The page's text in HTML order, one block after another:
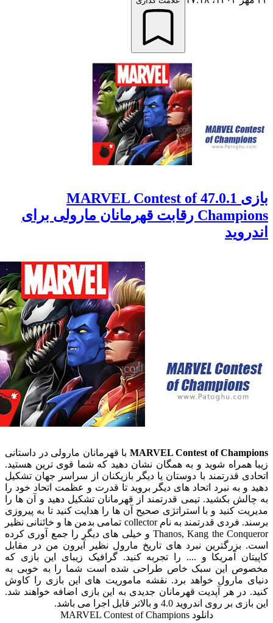
بازی 47.0.1 MARVEL Contest of
Champions رقابت قهرمانان مارولی برای
MARVEL Contest ofبا قهرمانان مارولی در داستانی
شوید و به همگان نشان دهید که شما قوی ترین هستید.
قدرتمند با دوستان یا دیگر بازیکنان از سراسر جهان تشکیل
به نبرد اتحاد های دیگر بروید تا قدرت و عظمت اتحاد خود را
بکشید. تیمی قدرتمند از قهرمانان تشکیل دهید و آن ها را
کنید و با استراتژی صحیح آن ها را هدایت کنید تا به پیروزی
برسند. فردی قدرتمند به نام collector تمامی بدمن ها و خائنانی نظیر
Thanos, Kang the Conqueror و خیلی های دیگر را جمع آوری کرده
نبرد های تاریخ مارول نظیر آیرون من در مقابل
آمریکا و .... را تجربه کنید. گرافیک زیبای این بازی که
این سبک خاص طراحی شده است شما را به خوبی به
مارول خواهد برد. نقشه ماموریت های این بازی را کاوش
هر آپدیت قهرمانان جدیدی به این بازی اضافه خواهند شد.
اندروید 4.0 و بالاتر قابل اجرا می باشد.